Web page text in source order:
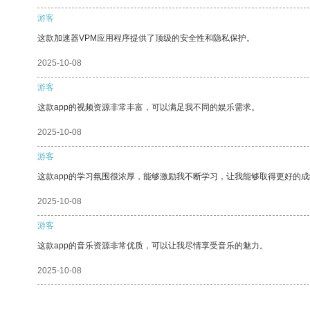
游客
这款加速器VPM应用程序提供了顶级的安全性和隐私保护。
2025-10-08
游客
这款app的视频资源非常丰富，可以满足我不同的娱乐需求。
2025-10-08
游客
这款app的学习氛围很浓厚，能够激励我不断学习，让我能够取得更好的
2025-10-08
游客
这款app的音乐资源非常优质，可以让我尽情享受音乐的魅力。
2025-10-08